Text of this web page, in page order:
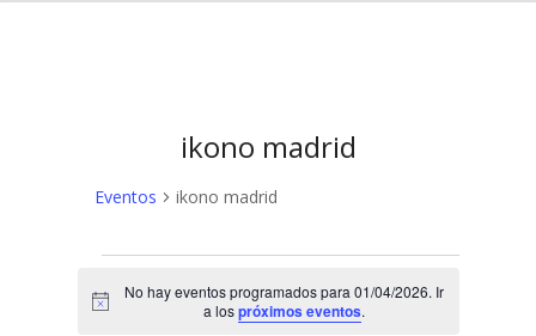
ikono madrid
Eventos ikono madrid
en
Aviso
No hay eventos programados para 01/04/2026. Ir
a lospróximos eventos.